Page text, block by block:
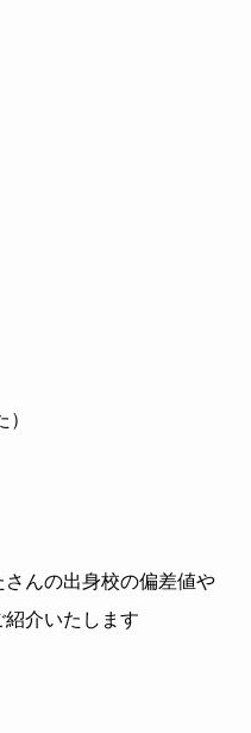
んの出身校の偏差値や
介いたします